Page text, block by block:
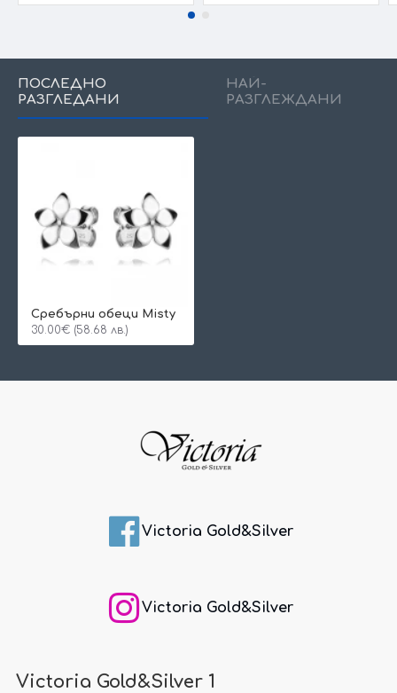
ПОСЛЕДНО
РАЗГЛЕДАНИ
НАЙ-
РАЗГЛЕЖДАНИ
Сребърни обеци Misty
30.00€ (58.68 лв.)
Victoria Gold&Silver
Victoria Gold&Silver
Victoria Gold&Silver 1